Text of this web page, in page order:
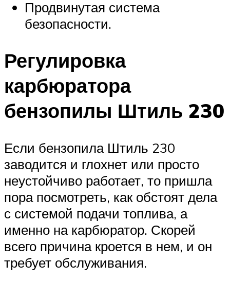
Продвинутая система
безопасности.
Регулировка
карбюратора
бензопилы Штиль 230
Если бензопила Штиль 230
заводится и глохнет или просто
неустойчиво работает, то пришла
пора посмотреть, как обстоят дела
с системой подачи топлива, а
именно на карбюратор. Скорей
всего причина кроется в нем, и он
требует обслуживания.